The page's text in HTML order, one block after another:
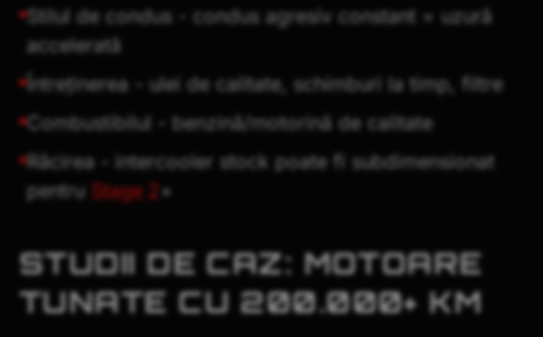
Stilul de condus - condus agresiv constant = uzură
accelerată
Întreținerea - ulei de calitate, schimburi la timp, filtre
Combustibilul - benzină/motorină de calitate
Răcirea - intercooler stock poate fi subdimensionat
pentru Stage 2+
STUDII DE CAZ: MOTOARE
TUNATE CU 200.000+ KM